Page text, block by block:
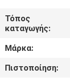
ΕΜΕΊΣ
ΓΎΡΟΣ
Τόπος
καταγωγής:
Μάρκα:
Πιστοποίηση: